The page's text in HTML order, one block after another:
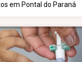
em Pontal do Paraná